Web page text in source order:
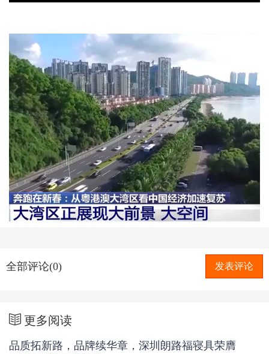
全部评论(0) 发表评论
更多阅读
品质拓新路，品牌续华章，深圳朗路福寝具荣膺